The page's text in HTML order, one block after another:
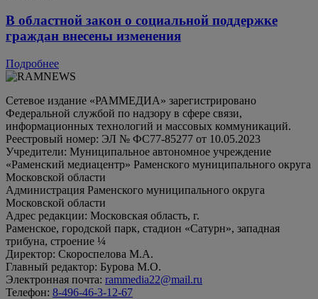
В областной закон о социальной поддержке
граждан внесены изменения
Подробнее
Сетевое издание «РАММЕДИА» зарегистрировано
Федеральной службой по надзору в сфере связи,
информационных технологий и массовых коммуникаций.
Реестровый номер: ЭЛ № ФС77-85277 от 10.05.2023
Учредители: Муниципальное автономное учреждение
«Раменский медиацентр» Раменского муниципального округа
Московской области
Администрация Раменского муниципального округа
Московской области
Адрес редакции: Московская область, г.
Раменское, городской парк, стадион «Сатурн», западная
трибуна, строение ¼
Директор: Скороспелова М.А.
Главный редактор: Бурова М.О.
Электронная почта: rammedia22@mail.ru
Телефон: 8-496-46-3-12-67